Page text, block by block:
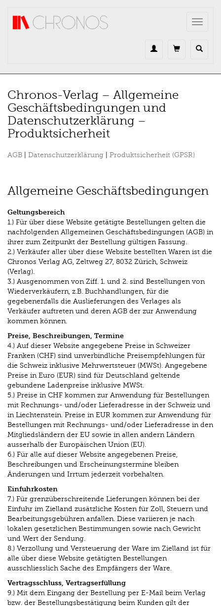
Toggle
Chronos-Verlag – Allgemeine
Geschäftsbedingungen und
Datenschutzerklärung –
Produktsicherheit
AGB Datenschutzerklärung Produktsicherheit (GPSR)
Allgemeine Geschäftsbedingungen
Geltungsbereich
1.) Für über diese Website getätigte Bestellungen gelten die
nachfolgenden Allgemeinen Geschäftsbedingungen (AGB) in
ihrer zum Zeitpunkt der Bestellung gültigen Fassung.
2.) Verkäufer aller über diese Website bestellten Waren ist die
Chronos Verlag AG, Zeltweg 27, 8032 Zürich, Schweiz
(Verlag).
3.) Ausgenommen von Ziff. 1. und 2. sind Bestellungen von
Wiederverkäufern, z.B. Buchhandlungen, für die
gegebenenfalls die Auslieferungen des Verlages als
Verkäufer auftreten und deren AGB der zur Anwendung
kommen können.
Preise, Beschreibungen, Termine
4.) Auf dieser Website angegebene Preise in Schweizer
Franken (CHF) sind unverbindliche Preisempfehlungen für
die Schweiz inklusive Mehrwertsteuer (MWSt). Angegebene
Preise in Euro (EUR) sind für Deutschland geltende
gebundene Ladenpreise inklusive MWSt.
5.) Preise in CHF kommen zur Anwendung für Bestellungen
mit Rechnungs- und/oder Lieferadresse in der Schweiz und
in Liechtenstein. Preise in EUR kommen zur Anwendung für
Bestellungen mit Rechnungs- und/oder Lieferadresse in den
Mitgliedsländern der EU sowie in allen andern Ländern
ausserhalb der Europäischen Union (EU).
6.) Für alle auf dieser Website angegebenen Preise,
Beschreibungen und Erscheinungstermine bleiben
Änderungen und Irrtum jederzeit vorbehalten.
Einfuhrkosten
7.) Für grenzüberschreitende Lieferungen können bei der
Einfuhr im Zielland zusätzliche Kosten für Zoll, Steuern und
Bearbeitungsgebühren anfallen. Diese variieren je nach
lokalen gesetzlichen Bestimmungen sowie nach Gewicht
und Wert der Sendung.
8.) Verzollung und Versteuerung der Ware im Zielland ist für
alle über diese Website getätigten Bestellungen
ausschliesslich Sache des Empfängers der Ware.
Vertragsschluss, Vertragserfüllung
9.) Mit dem Eingang der Bestellung per E-Mail beim Verlag
bzw. der Bestellungsbestätigung beim Kunden gilt der